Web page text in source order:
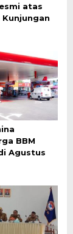
atas
BBM
Agustus